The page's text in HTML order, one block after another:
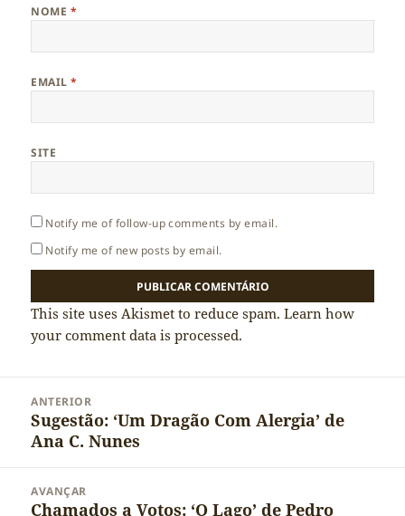
NOME *
EMAIL*
SITE
Notify me of follow-up comments by email.
Notify me of new posts by email.
This site uses Akismet to reduce spam.Learn how
your comment data is processed.
artigos
ANTERIOR
Artigo
anterior:
Sugestão: ‘Um Dragão Com Alergia’ de
Ana C. Nunes
AVANÇAR
Artigo
Chamados a Votos: ‘O Lago’ de Pedro